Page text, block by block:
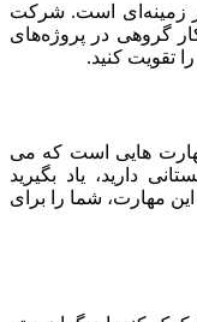
زمینه‌ای است. شرکت
گروهی در پروژه‌های
کنید.
هایی است که می
دارید، یاد بگیرید
مهارت، شما را برای